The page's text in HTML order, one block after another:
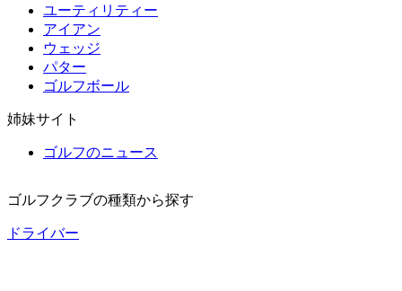
ユーティリティー
アイアン
ウェッジ
パター
ゴルフボール
姉妹サイト
ゴルフのニュース
ゴルフクラブの種類から探す
ドライバー